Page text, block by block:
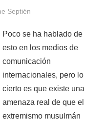
Septién
Poco se ha hablado de
esto en los medios de
comunicación
internacionales, pero lo
cierto es que existe una
amenaza real de que el
extremismo musulmán